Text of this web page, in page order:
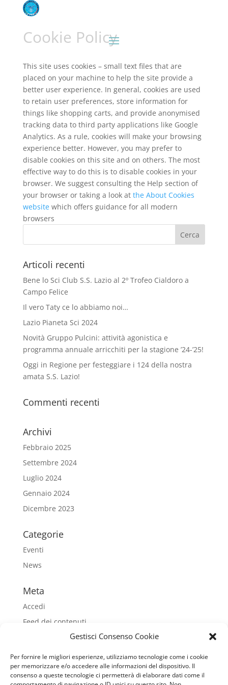
Gestisci Consenso Cookie
Per fornire le migliori esperienze, utilizziamo tecnologie come i cookie
per memorizzare e/o accedere alle informazioni del dispositivo. Il
consenso a queste tecnologie ci permetterà di elaborare dati come il
Cookie Policy
This site uses cookies – small text files that are
placed on your machine to help the site provide a
better user experience. In general, cookies are used
to retain user preferences, store information for
things like shopping carts, and provide anonymised
tracking data to third party applications like Google
Analytics. As a rule, cookies will make your browsing
experience better. However, you may prefer to
disable cookies on this site and on others. The most
effective way to do this is to disable cookies in your
browser. We suggest consulting the Help section of
your browser or taking a look at the About Cookies
websitewhich offers guidance for all modern
browsers
Articoli recenti
Bene lo Sci Club S.S. Lazio al 2º Trofeo Cialdoro a
Campo Felice
Il vero Taty ce lo abbiamo noi…
Lazio Pianeta Sci 2024
Novità Gruppo Pulcini: attività agonistica e
programma annuale arricchiti per la stagione ’24-’25!
Oggi in Regione per festeggiare i 124 della nostra
amata S.S. Lazio!
Commenti recenti
Archivi
Febbraio 2025
Settembre 2024
Luglio 2024
Gennaio 2024
Dicembre 2023
Categorie
Eventi
News
Meta
Accedi
Feed dei contenuti
Feed dei commenti
WordPress.org